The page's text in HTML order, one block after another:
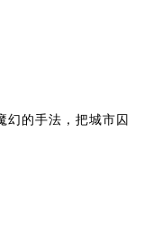
的手法，把城市囚